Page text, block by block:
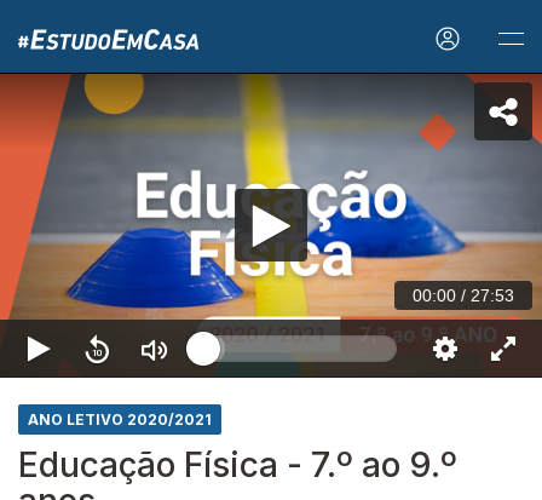
00:00 / 27:53
ANO LETIVO 2020/2021
Educação Física - 7.º ao 9.º